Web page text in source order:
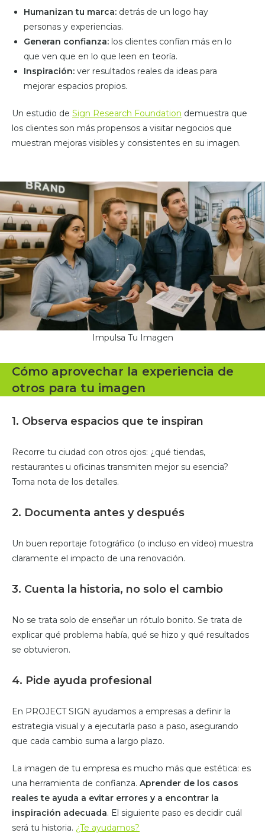
Humanizan tu marca: detrás de un logo hay
personas y experiencias.
Generan confianza: los clientes confían más en lo
que ven que en lo que leen en teoría.
Inspiración: ver resultados reales da ideas para
mejorar espacios propios.
Un estudio de Sign Research Foundation demuestra que
los clientes son más propensos a visitar negocios que
muestran mejoras visibles y consistentes en su imagen.
Impulsa Tu Imagen
Cómo aprovechar la experiencia de
otros para tu imagen
1. Observa espacios que te inspiran
Recorre tu ciudad con otros ojos: ¿qué tiendas,
restaurantes u oficinas transmiten mejor su esencia?
Toma nota de los detalles.
2. Documenta antes y después
Un buen reportaje fotográfico (o incluso en vídeo) muestra
claramente el impacto de una renovación.
3. Cuenta la historia, no solo el cambio
No se trata solo de enseñar un rótulo bonito. Se trata de
explicar qué problema había, qué se hizo y qué resultados
se obtuvieron.
4. Pide ayuda profesional
En PROJECT SIGN ayudamos a empresas a definir la
estrategia visual y a ejecutarla paso a paso, asegurando
que cada cambio suma a largo plazo.
La imagen de tu empresa es mucho más que estética: es
una herramienta de confianza. Aprender de los casos
reales te ayuda a evitar errores y a encontrar la
inspiración adecuada. El siguiente paso es decidir cuál
será tu historia. ¿Te ayudamos?